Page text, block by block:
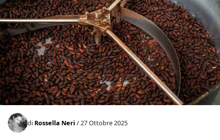
di Rossella Neri / 27 Ottobre 2025